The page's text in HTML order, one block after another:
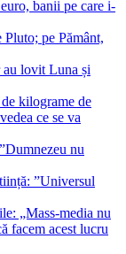
banii pe care i-
pe Pământ,
au lovit Luna și
kilograme de
ce se va
nu
”Universul
„Mass-media nu
facem acest lucru